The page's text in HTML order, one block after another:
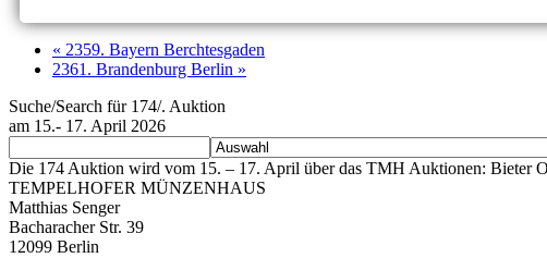
« 2359. Bayern Berchtesgaden
2361. Brandenburg Berlin »
Suche/Search für 174/. Auktion
am 15.- 17. April 2026
Die 174 Auktion wird vom 15. – 17. April über das TMH Auktionen: Bieter
TEMPELHOFER MÜNZENHAUS
Matthias Senger
Bacharacher Str. 39
12099 Berlin